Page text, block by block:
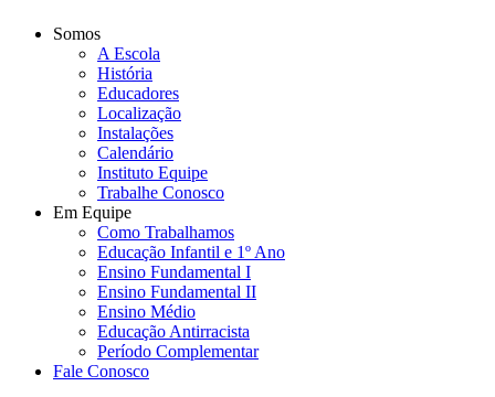
Somos
A Escola
História
Educadores
Localização
Instalações
Calendário
Instituto Equipe
Trabalhe Conosco
Em Equipe
Como Trabalhamos
Educação Infantil e 1º Ano
Ensino Fundamental I
Ensino Fundamental II
Ensino Médio
Educação Antirracista
Período Complementar
Fale Conosco